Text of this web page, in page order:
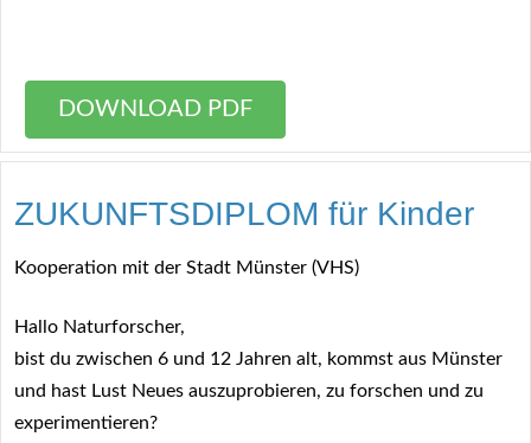
DOWNLOAD PDF
ZUKUNFTSDIPLOM für Kinder
Kooperation mit der Stadt Münster (VHS)
Hallo Naturforscher,
bist du zwischen 6 und 12 Jahren alt, kommst aus Münster
und hast Lust Neues auszuprobieren, zu forschen und zu
experimentieren?